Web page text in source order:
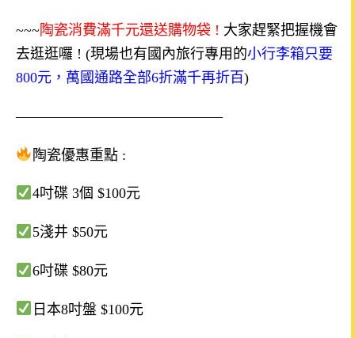
~~~陶瓷消費滿千元還送購物袋 ! 大家趕緊把握機會
去逛逛囉 ! (現場也有國內旅行專用的小行李箱只要
800元，萬國通路全部6折滿千再折百)
——————————————–
陶瓷優惠重點:
4吋碟3個 $100元
5淺井 $50元
6吋碟$80元
日本8吋盤$100元